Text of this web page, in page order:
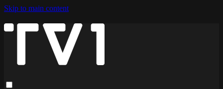
Skip to main content